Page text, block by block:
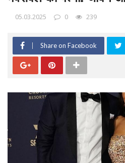
05.03.2025 0 239
Share on Facebook